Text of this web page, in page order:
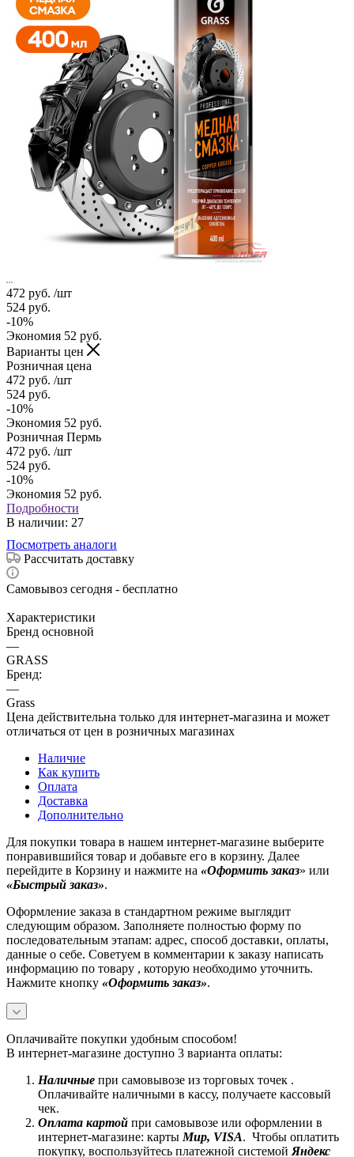
472 руб. /шт
524 руб.
-10%
Экономия 52 руб.
Варианты цен
Розничная цена
472 руб. /шт
524 руб.
-10%
Экономия 52 руб.
Розничная Пермь
472 руб. /шт
524 руб.
-10%
Экономия 52 руб.
Подробности
В наличии: 27
Посмотреть аналоги
Рассчитать доставку
Самовывоз сегодня - бесплатно
Характеристики
Бренд основной
—
GRASS
Бренд:
—
Grass
Цена действительна только для интернет-магазина и может
отличаться от цен в розничных магазинах
Наличие
Как купить
Оплата
Доставка
Дополнительно
Для покупки товара в нашем интернет-магазине выберите
понравившийся товар и добавьте его в корзину. Далее
перейдите в Корзину и нажмите на «Оформить заказ» или
«Быстрый заказ».
Оформление заказа в стандартном режиме выглядит
следующим образом. Заполняете полностью форму по
последовательным этапам: адрес, способ доставки, оплаты,
данные о себе. Советуем в комментарии к заказу написать
информацию по товару , которую необходимо уточнить.
Нажмите кнопку «Оформить заказ».
Оплачивайте покупки удобным способом!
В интернет-магазине доступно 3 варианта оплаты:
Наличные при самовывозе из торговых точек .
Оплачивайте наличными в кассу, получаете кассовый
чек.
Оплата картой при самовывозе или оформлении в
интернет-магазине: карты Mир, VISA. Чтобы оплатить
покупку, воспользуйтесь платежной системой Яндекс